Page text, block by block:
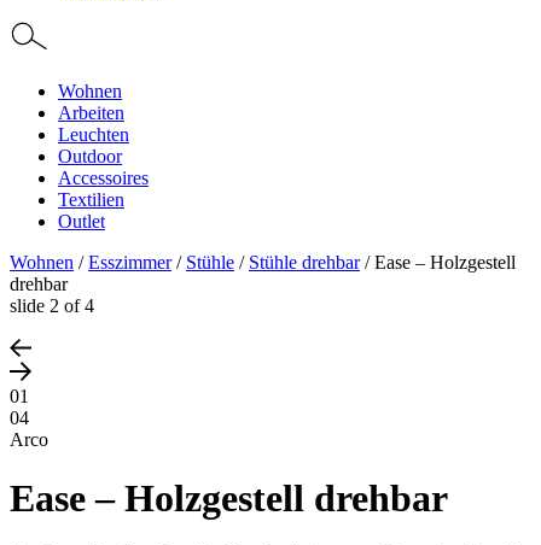
Wohnen
Arbeiten
Leuchten
Outdoor
Accessoires
Textilien
Outlet
Wohnen /Esszimmer/ Stühle / Stühle drehbar/Ease – Holzgestell
drehbar
slide 2 of 4
01
04
Arco
Ease – Holzgestell drehbar